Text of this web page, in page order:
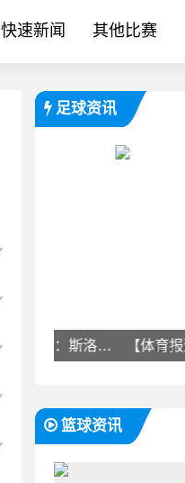
快速新闻 其他比赛
足球资讯
篮球资讯